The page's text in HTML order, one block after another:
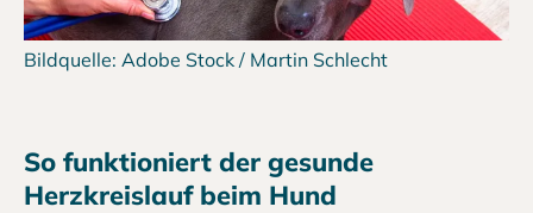
Bildquelle: Adobe Stock / Martin Schlecht
So funktioniert der gesunde
Herzkreislauf beim Hund